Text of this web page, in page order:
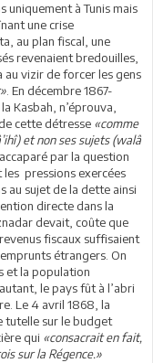
à Tunis mais
une crise
au plan fiscal, une
revenaient bredouilles,
vizir de forcer les gens
. En décembre 1867-
Kasbah, n’éprouva,
cette détresse «comme
et non ses sujets (walâ
par la question
les pressions exercées
au sujet de la dette ainsi
directe dans la
devait, coûte que
revenus fiscaux suffisaient
étrangers. On
et la population
le pays fût à l’abri
Le 4 avril 1868, la
tutelle sur le budget
qui «consacrait en fait,
sur la Régence.»